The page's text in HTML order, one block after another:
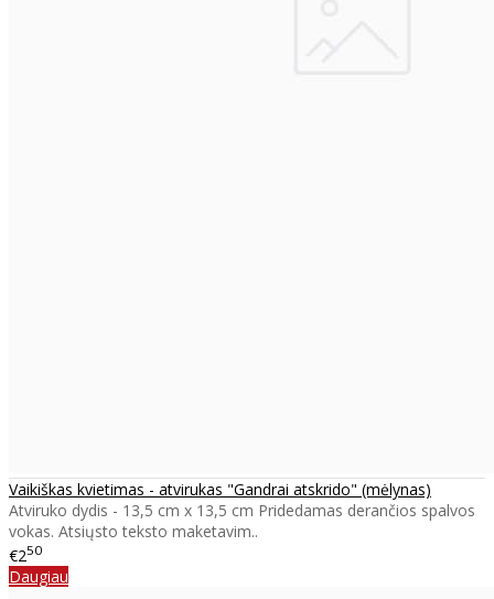
Vaikiškas kvietimas - atvirukas "Gandrai atskrido" (mėlynas)
Atviruko dydis - 13,5 cm x 13,5 cm Pridedamas derančios spalvos
vokas. Atsiųsto teksto maketavim..
€250
Daugiau